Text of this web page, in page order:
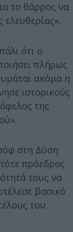
το θάρρος να
ελευθερίας».
ότι ο
πλήρως
ακόμα η
ιστορικούς
της
στη Δύση
πρόεδρος
τους να
βασικό
του